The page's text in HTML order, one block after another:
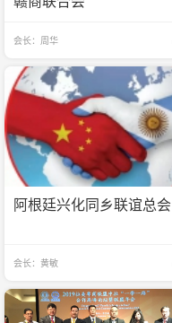
会长：周华
阿根廷兴化同乡联谊总会
会长：黄敏